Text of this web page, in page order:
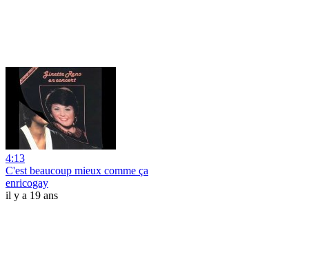
4:13
C'est beaucoup mieux comme ça
enricogay
il y a 19 ans